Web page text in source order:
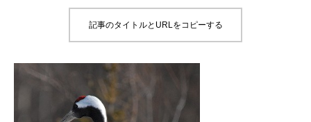
記事のタイトルとURLをコピーする